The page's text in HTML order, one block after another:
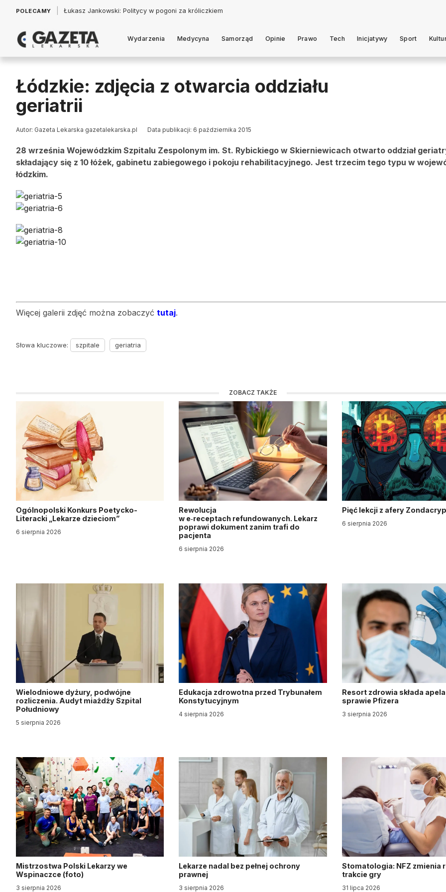
POLECAMY Łukasz Jankowski: Politycy w pogoni za króliczkiem
Wydarzenia Medycyna Samorząd Opinie Prawo Tech Inicjatywy Sport
Łódzkie: zdjęcia z otwarcia oddziału
geriatrii
Autor: Gazeta Lekarska gazetalekarska.pl Data publikacji: 6 października 2015
28 września Wojewódzkim Szpitalu Zespolonym im. St. Rybickiego w Skierniewicach otwarto oddział
składający się z 10 łóżek, gabinetu zabiegowego i pokoju rehabilitacyjnego. Jest trzecim tego typu w
łódzkim.
Więcej galerii zdjęć można zobaczyć tutaj.
Słowa kluczowe: szpitale geriatria
ZOBACZ TAKŻE
Ogólnopolski Konkurs Poetycko-
Literacki „Lekarze dzieciom”
6 sierpnia 2026
Rewolucja
w e‑receptach refundowanych. Lekarz
poprawi dokument zanim trafi do
pacjenta
6 sierpnia 2026
Pięć lekcji z afery
6 sierpnia 2026
Wielodniowe dyżury, podwójne
rozliczenia. Audyt miażdży Szpital
Południowy
5 sierpnia 2026
Edukacja zdrowotna przed Trybunałem
Konstytucyjnym
4 sierpnia 2026
Resort zdrowia składa
sprawie Pfizera
3 sierpnia 2026
Mistrzostwa Polski Lekarzy we
Wspinaczce (foto)
3 sierpnia 2026
Lekarze nadal bez pełnej ochrony
prawnej
3 sierpnia 2026
Stomatologia: NFZ zmienia
trakcie gry
31 lipca 2026